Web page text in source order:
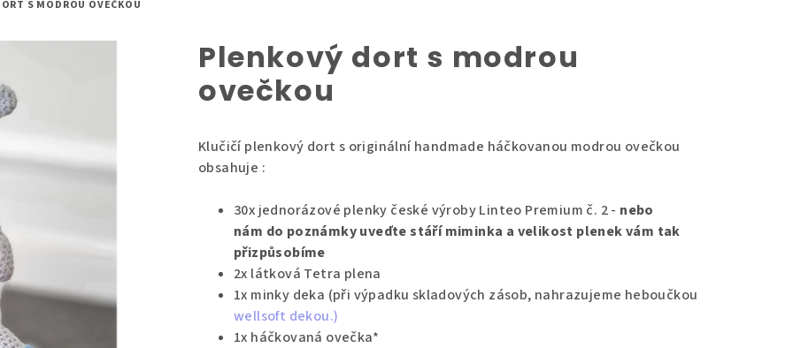
S MODROU OVEČKOU
Plenkový dort s modrou
ovečkou
Klučičí plenkový dort s originální handmade háčkovanou modrou ovečkou
obsahuje :
30x jednorázové plenky české výroby Linteo Premium č. 2 - nebo
nám do poznámky uveďte stáří miminka a velikost plenek vám tak
přizpůsobíme
2x látková Tetra plena
1x minky deka (při výpadku skladových zásob, nahrazujeme heboučkou
wellsoft dekou.)
1x háčkovaná ovečka*